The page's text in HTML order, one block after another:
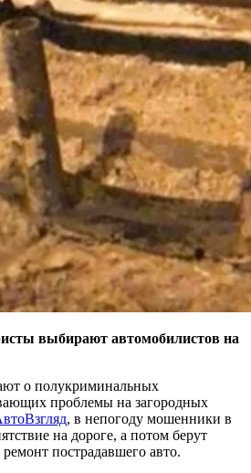
выбирают автомобилистов на
о полукриминальных
проблемы на загородных
, в непогоду мошенники в
на дороге, а потом берут
пострадавшего авто.